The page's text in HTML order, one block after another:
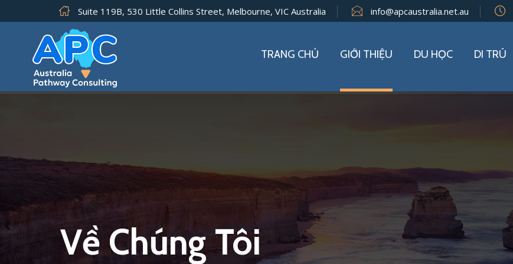
Suite 119B, 530 Little Collins Street, Melbourne, VIC Australia info@apcaustralia.net.au
TRANG CHỦ GIỚI THIỆU DU HỌC DI TRÚ
Về Chúng Tôi